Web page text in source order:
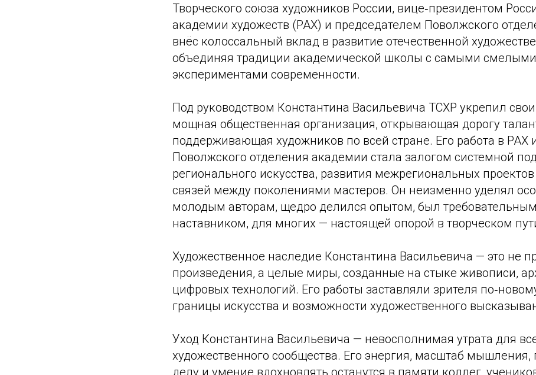
Творческого союза художников России, вице‑президентом
академии художеств (РАХ) и председателем Поволжского
внёс колоссальный вклад в развитие отечественной
объединяя традиции академической школы с самыми смелыми
экспериментами современности.
Под руководством Константина Васильевича ТСХР укрепил
мощная общественная организация, открывающая дорогу
поддерживающая художников по всей стране. Его работа в РАХ
Поволжского отделения академии стала залогом системной
регионального искусства, развития межрегиональных
связей между поколениями мастеров. Он неизменно уделял
молодым авторам, щедро делился опытом, был
наставником, для многих — настоящей опорой в творческом
Художественное наследие Константина Васильевича — это не
произведения, а целые миры, созданные на стыке живописи,
цифровых технологий. Его работы заставляли зрителя
границы искусства и возможности художественного
Уход Константина Васильевича — невосполнимая утрата для
художественного сообщества. Его энергия, масштаб мышления,
делу и умение вдохновлять останутся в памяти коллег,